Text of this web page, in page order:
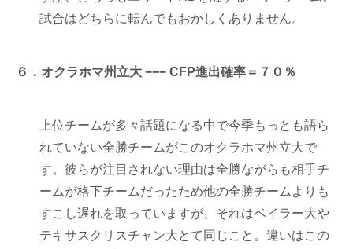
試合はどちらに転んでもおかしくありません。
６．オクラホマ州立大 −−− CFP進出確率＝７０％
上位チームが多々話題になる中で今季もっとも語ら
れていない全勝チームがこのオクラホマ州立大で
す。彼らが注目されない理由は全勝ながらも相手チ
ームが格下チームだったため他の全勝チームよりも
すこし遅れを取っていますが、それはベイラー大や
テキサスクリスチャン大とて同じこと。違いはこの